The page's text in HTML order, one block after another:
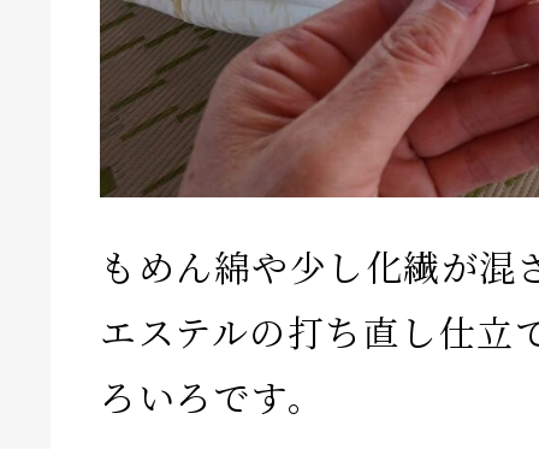
もめん綿や少し化繊が混
エステルの打ち直し仕立
ろいろです。